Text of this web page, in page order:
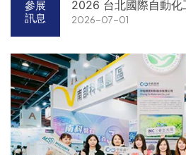
參展
訊息
2026 台北國際自動化
2026-07-01